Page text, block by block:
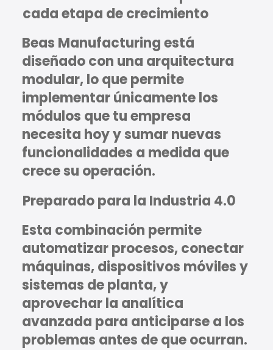
cada etapa de crecimiento
Beas Manufacturing está
diseñado con una arquitectura
modular, lo que permite
implementar únicamente los
módulos que tu empresa
necesita hoy y sumar nuevas
funcionalidades a medida que
crece su operación.
Preparado para la Industria 4.0
Esta combinación permite
automatizar procesos, conectar
máquinas, dispositivos móviles y
sistemas de planta, y
aprovechar la analítica
avanzada para anticiparse a los
problemas antes de que ocurran.